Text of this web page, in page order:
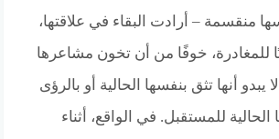
منقسمة – أرادت البقاء في علاقتها،
للمغادرة، خوفًا من أن تخون مشاعرها
يبدو أنها تثق بنفسها الحالية أو بالرؤى
الحالية للمستقبل. في الواقع، أثناء